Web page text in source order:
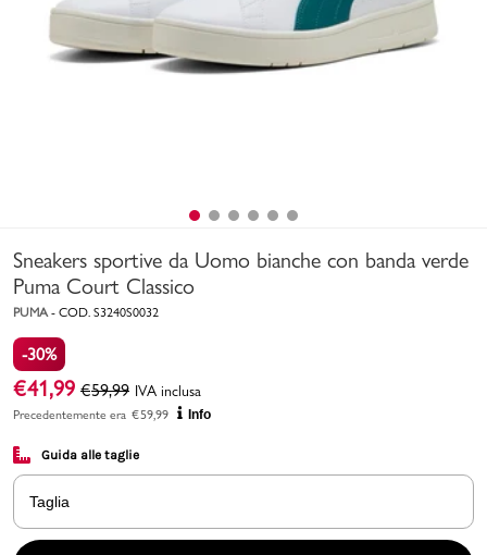
Uomo Bambino
Marchi
Promo & News
Sneakers sportive da Uomo bianche con banda verde
Puma Court Classico
PUMA - COD. S3240S0032
-30%
€41,99 €59,99 IVA inclusa
Precedentemente era €59,99 Info
Guida alle taglie
Taglia